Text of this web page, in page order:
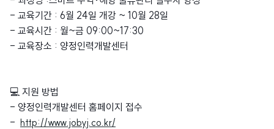
- 교육기간 : 6월 24일 개강 ~ 10월 28일
- 교육시간 : 월~금 09:00~17:30
- 교육장소 : 양정인력개발센터
💻 지원 방법
- 양정인력개발센터 홈페이지 접수
- http://www.jobyj.co.kr/